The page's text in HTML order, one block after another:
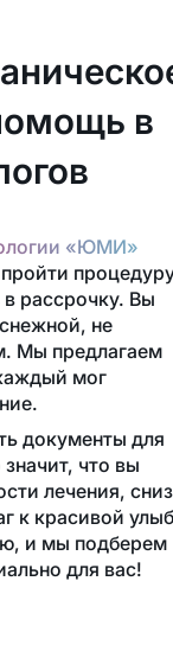
в
«ЮМИ»
рассрочку. Вы
не
Мы предлагаем
мог
документы для
что вы
лечения,
к красивой
и мы подберем
для вас!